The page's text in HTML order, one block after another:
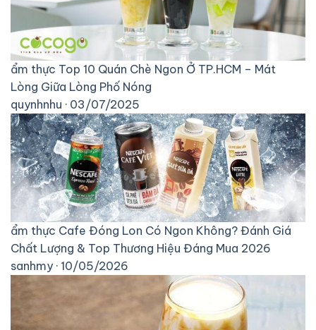
ẩm thực Top 10 Quán Chè Ngon Ở TP.HCM – Mát
Lòng Giữa Lòng Phố Nóng
quynhnhu · 03/07/2025
ẩm thực Cafe Đóng Lon Có Ngon Không? Đánh Giá
Chất Lượng & Top Thương Hiệu Đáng Mua 2026
sanhmy · 10/05/2026